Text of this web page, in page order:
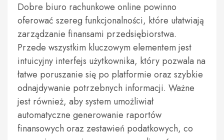
Dobre biuro rachunkowe online powinno
oferować szereg funkcjonalności, które ułatwiają
zarządzanie finansami przedsiębiorstwa.
Przede wszystkim kluczowym elementem jest
intuicyjny interfejs użytkownika, który pozwala na
łatwe poruszanie się po platformie oraz szybkie
odnajdywanie potrzebnych informacji. Ważne
jest również, aby system umożliwiał
automatyczne generowanie raportów
finansowych oraz zestawień podatkowych, co